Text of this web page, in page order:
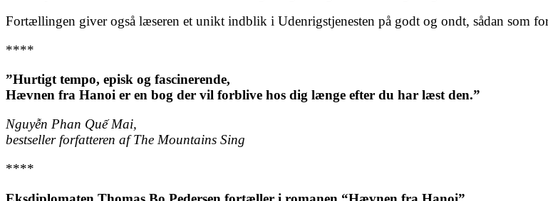
Fortællingen giver også læseren et unikt indblik i Udenrigstjenesten på godt og ondt, sådan som
****
”Hurtigt tempo, episk og fascinerende,
Hævnen fra Hanoi er en bog der vil forblive hos dig længe efter du har læst den.”
Nguyễn Phan Quế Mai,
bestseller forfatteren af The Mountains Sing
****